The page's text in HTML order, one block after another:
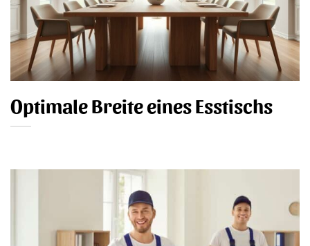
Optimale Breite eines Esstischs